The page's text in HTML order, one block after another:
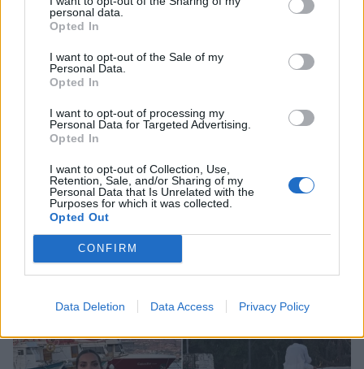
personal data.
Opted In
I want to opt-out of the Sale of my
Personal Data.
Opted In
I want to opt-out of processing my
Personal Data for Targeted Advertising.
Opted In
I want to opt-out of Collection, Use,
Retention, Sale, and/or Sharing of my
Personal Data that Is Unrelated with the
Purposes for which it was collected.
Opted Out
CONFIRM
Data Deletion Data Access Privacy Policy
Σταματίνα Τσιμτσιλή: Η κόρη της, Νάγια, της
ετοίμασε ένα γλυκό και υγιεινό σνακ